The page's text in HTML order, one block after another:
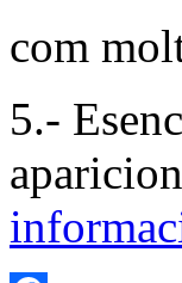
com
5.-